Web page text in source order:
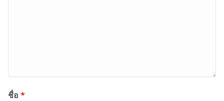
ชื่อ *